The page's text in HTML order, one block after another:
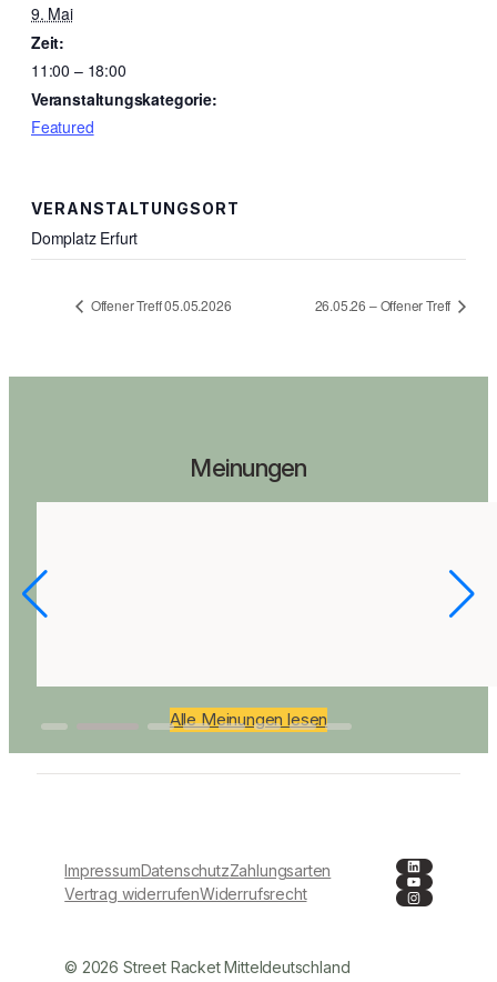
9. Mai
Zeit:
11:00 – 18:00
Veranstaltungskategorie:
Featured
VERANSTALTUNGSORT
Domplatz Erfurt
Offener Treff 05.05.2026 26.05.26 – Offener Treff
Meinungen
Alle Meinungen lesen
ImpressumDatenschutzZahlungsarten
Vertrag widerrufenWiderrufsrecht
LinkedIn
YouTube
Instagram
© 2026 Street Racket Mitteldeutschland